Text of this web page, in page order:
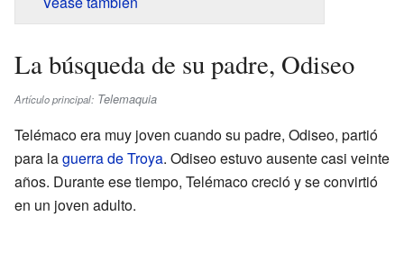
La búsqueda de su padre, Odiseo
Artículo principal: Telemaquia
Telémaco era muy joven cuando su padre, Odiseo, partió
para laguerra de Troya. Odiseo estuvo ausente casi veinte
años. Durante ese tiempo, Telémaco creció y se convirtió
en un joven adulto.